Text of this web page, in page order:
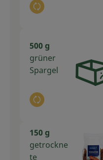
Auswahl ändern
500 g
grüner
Spargel
Auswahl ändern
150 g
getrockne
te